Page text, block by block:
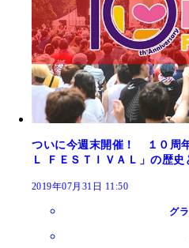
ついに今週末開催！ １０周
Ｌ ＦＥＳＴＩＶＡＬ」の歴
2019年07月31日 11:50
グ